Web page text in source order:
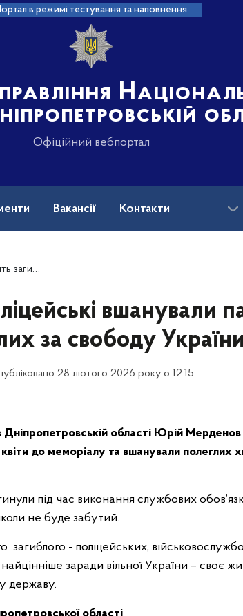
в режимі тестування та наповнення
Офіційний вебпортал
Вакансії Контакти
України
вшанували
за свободу України
28 лютого 2026 року о 12:15
області Юрій
квіти до меморіалу та вшанували полеглих
під час виконання службових
не буде забутий.
- поліцейських,
заради вільної України – своє
державу.